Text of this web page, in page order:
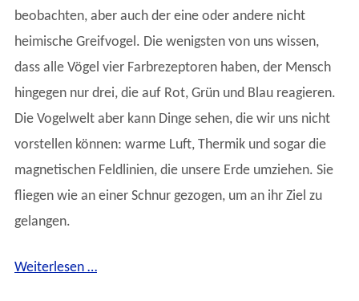
beobachten, aber auch der eine oder andere nicht
heimische Greifvogel. Die wenigsten von uns wissen,
dass alle Vögel vier Farbrezeptoren haben, der Mensch
hingegen nur drei, die auf Rot, Grün und Blau reagieren.
Die Vogelwelt aber kann Dinge sehen, die wir uns nicht
vorstellen können: warme Luft, Thermik und sogar die
magnetischen Feldlinien, die unsere Erde umziehen. Sie
fliegen wie an einer Schnur gezogen, um an ihr Ziel zu
gelangen.
Weiterlesen …